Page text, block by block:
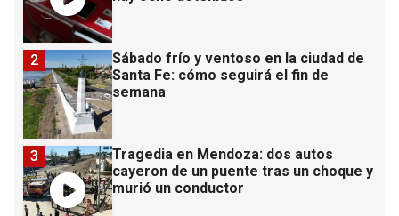
Sábado frío y ventoso en la ciudad de
Santa Fe: cómo seguirá el fin de
semana
2
Tragedia en Mendoza: dos autos
cayeron de un puente tras un choque y
murió un conductor
3